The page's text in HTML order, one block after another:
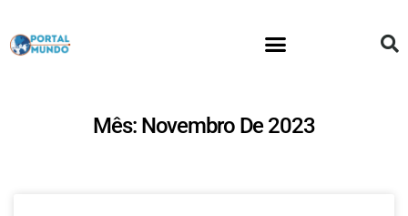
Mês: Novembro De 2023